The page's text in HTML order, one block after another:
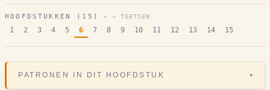
HOOFDSTUKKEN ( 15 ) ← → TOETSEN
1 2 3 4 5 6 7 8 9 10 11 12 13 14 15
PATRONEN IN DIT HOOFDSTUK ▾